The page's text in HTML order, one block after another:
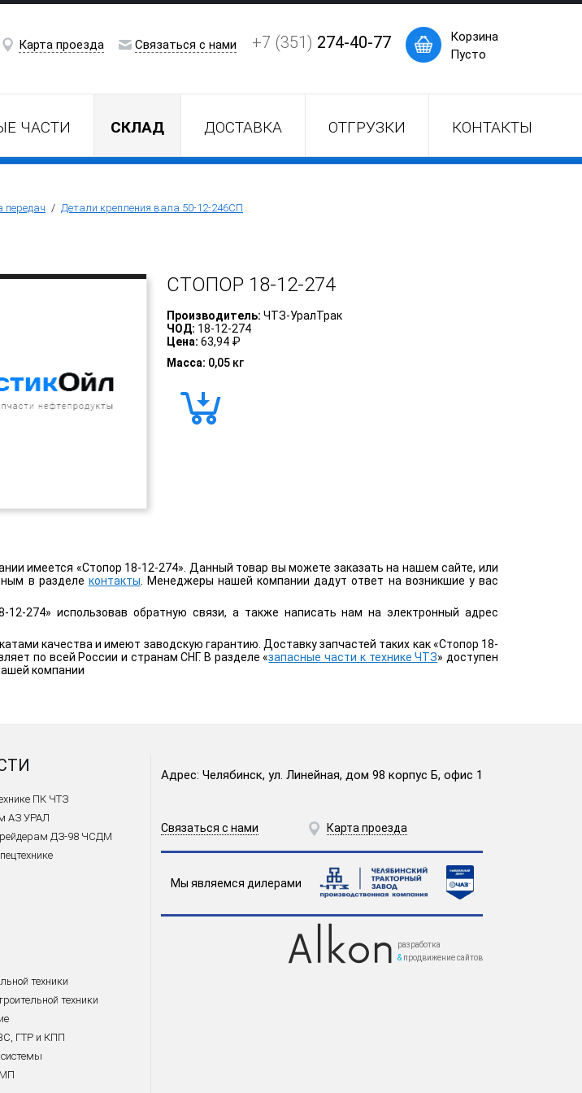
Карта проезда Связаться с нами +7 (351) 274-40-77
Корзина
Пусто
ЧАСТИ СКЛАД ДОСТАВКА ОТГРУЗКИ КОНТАКТЫ
передач / Детали крепления вала 50-12-246СП
СТОПОР 18-12-274
Производитель: ЧТЗ-УралТрак
ЧОД: 18-12-274
Цена: 63,94 ₽
Масса: 0,05 кг
имеется «Стопор 18-12-274». Данный товар вы можете заказать на нашем сайте, или
в разделе контакты . Менеджеры нашей компании дадут ответ на возникшие у вас
12-274» использовав обратную связи, а также написать нам на электронный адрес
качества и имеют заводскую гарантию. Доставку запчастей таких как «Стопор 18-
по всей России и странам СНГ. В разделе «запасные части к технике ЧТЗ» доступен
компании
ПК ЧТЗ
АЗ УРАЛ
ДЗ-98 ЧСДМ
техники
техники
ГТР и КПП
Адрес: Челябинск, ул. Линейная, дом 98 корпус Б, офис 1
Связаться с нами Карта проезда
Мы являемся дилерами
разработка
& продвижение сайтов